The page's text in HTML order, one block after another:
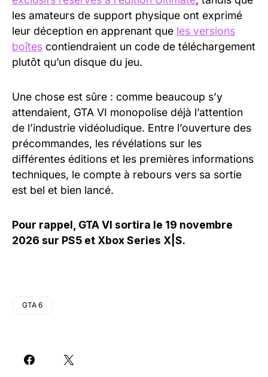
les amateurs de support physique ont exprimé
leur déception en apprenant que les versions
boîtes contiendraient un code de téléchargement
plutôt qu’un disque du jeu.
Une chose est sûre : comme beaucoup s’y
attendaient, GTA VI monopolise déjà l’attention
de l’industrie vidéoludique. Entre l’ouverture des
précommandes, les révélations sur les
différentes éditions et les premières informations
techniques, le compte à rebours vers sa sortie
est bel et bien lancé.
Pour rappel, GTA VI sortira le 19 novembre
2026 sur PS5 et Xbox Series X|S.
GTA 6